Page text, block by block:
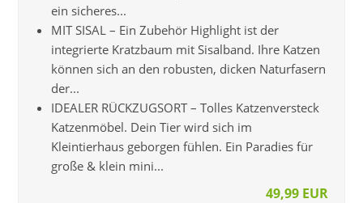
ein sicheres...
MIT SISAL – Ein Zubehör Highlight ist der
integrierte Kratzbaum mit Sisalband. Ihre Katzen
können sich an den robusten, dicken Naturfasern
der...
IDEALER RÜCKZUGSORT – Tolles Katzenversteck
Katzenmöbel. Dein Tier wird sich im
Kleintierhaus geborgen fühlen. Ein Paradies für
große & klein mini...
49,99 EUR